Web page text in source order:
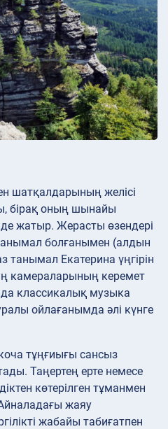
шатқалдарының желісі
бірақ оның шынайы
жатыр. Жерасты өзендері
болғанымен (алдын
танымал Екатерина үңгірін
камераларының керемет
классикалық музыка
ойлағанымда әлі күнге
тұңғиығы сансыз
Таңертең ерте немесе
көтерілген тұманмен
жаяу
жабайы табиғатпен